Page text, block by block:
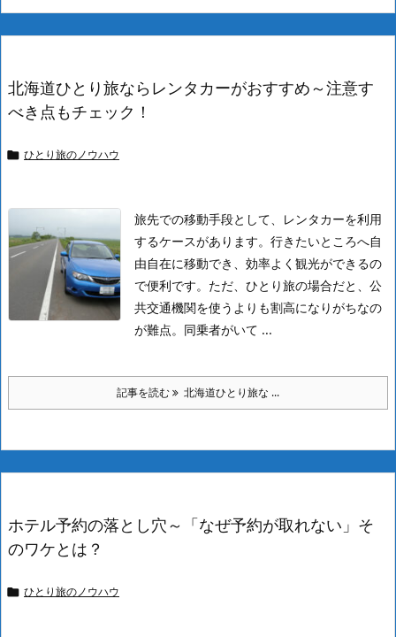
北海道ひとり旅ならレンタカーがおすすめ～注意す
べき点もチェック！
 ひとり旅のノウハウ
旅先での移動手段として、レンタカーを利用
するケースがあります。行きたいところへ自
由自在に移動でき、効率よく観光ができるの
で便利です。 ただ、ひとり旅の場合だと、公
共交通機関を使うよりも割高になりがちなの
が難点。同乗者がいて ...
記事を読む 北海道ひとり旅な ...
ホテル予約の落とし穴～「なぜ予約が取れない」そ
のワケとは？
 ひとり旅のノウハウ